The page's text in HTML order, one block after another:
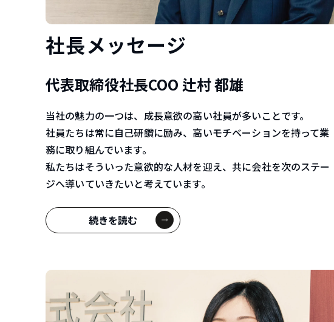
社長メッセージ
代表取締役社長COO 辻村 都雄
当社の魅力の一つは、成長意欲の高い社員が多いことです。
社員たちは常に自己研鑽に励み、高いモチベーションを持って業
務に取り組んでいます。
私たちはそういった意欲的な人材を迎え、共に会社を次のステー
ジへ導いていきたいと考えています。
続きを読む